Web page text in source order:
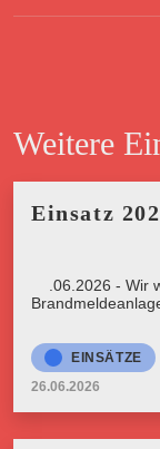
Weitere
Einsatz
26.06.2026 - Wir
EINSÄTZE
26.06.2026